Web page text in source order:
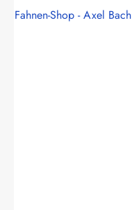
Fahnen-Shop - Axel Bach